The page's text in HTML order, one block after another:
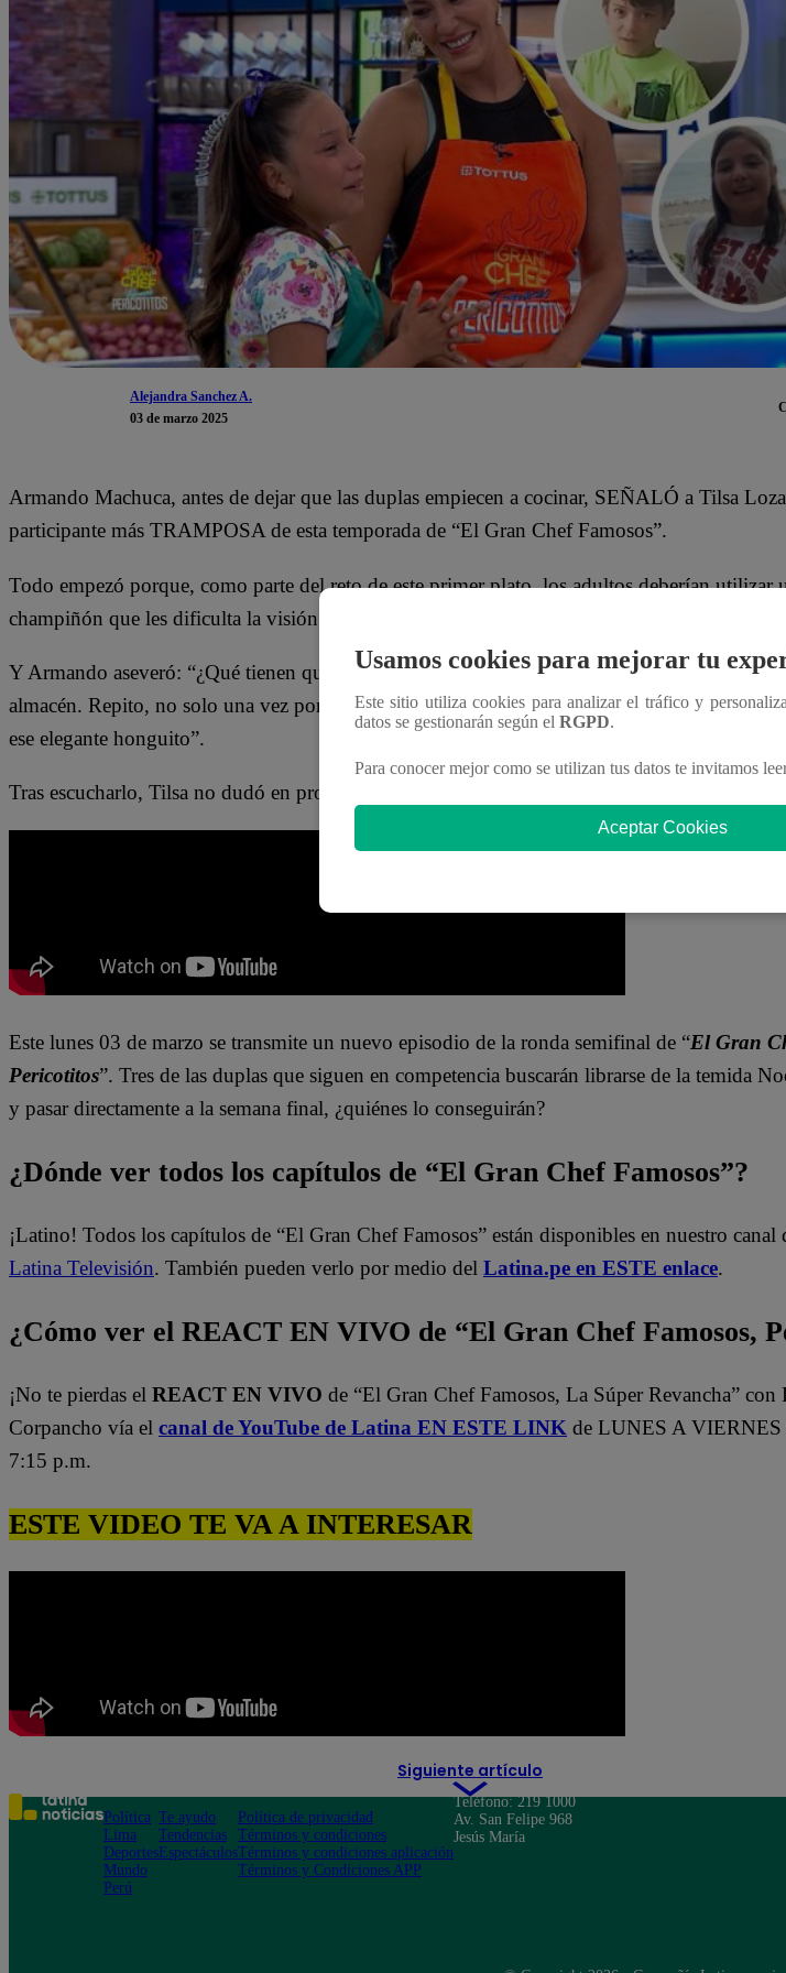
Alejandra Sanchez A.
03 de marzo 2025
Armando Machuca, antes de dejar que las duplas empiecen a cocinar, SEÑALÓ a Tilsa
participante más TRAMPOSA de esta temporada de “El Gran Chef Famosos”.
Todo empezó porque, como parte del reto de este primer plato, los adultos deberían utilizar
champiñón que les dificulta la visión para recoger los insumos del almacén.
Y Armando aseveró: “¿Qué tienen que hacer? Solo lo tienen que usar los papás cada vez
almacén. Repito, no solo una vez porque usted siempre me hace trampa; cada vez que va al
ese elegante honguito”.
Tras escucharlo, Tilsa no dudó en protestar EN VIVO: “¿Usted me está diciendo tramposa?”.
Este lunes 03 de marzo se transmite un nuevo episodio de la ronda semifinal de “El Gran
Pericotitos”. Tres de las duplas que siguen en competencia buscarán librarse de la temida
y pasar directamente a la semana final, ¿quiénes lo conseguirán?
¿Dónde ver todos los capítulos de “El Gran Chef Famosos”?
¡Latino! Todos los capítulos de “El Gran Chef Famosos” están disponibles en nuestro canal
Latina Televisión. También pueden verlo por medio del Latina.pe en ESTE enlace.
¿Cómo ver el REACT EN VIVO de “El Gran Chef Famosos,
¡No te pierdas el REACT EN VIVO de “El Gran Chef Famosos, La Súper Revancha” con
Corpancho vía el canal de YouTube de Latina EN ESTE LINK de LUNES A VIERNES
7:15 p.m.
ESTE VIDEO TE VA A INTERESAR
Siguiente artículo
Usamos cookies para mejorar tu
Este sitio utiliza cookies para analizar el tráfico y
datos se gestionarán según el RGPD.
Para conocer mejor como se utilizan tus datos te invitamos
Aceptar Cookies
Política
Lima
Deportes
Mundo
Perú
Te ayudo
Tendencias
Espectáculos
Política de privacidad
Términos y condiciones
Términos y condiciones aplicación
Términos y Condiciones APP
Teléfono: 219 1000
Av. San Felipe 968
Jesús María